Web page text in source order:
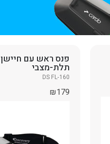
פנס ראש עם חיישן
תלת-מצבי
DS FL-160
₪179